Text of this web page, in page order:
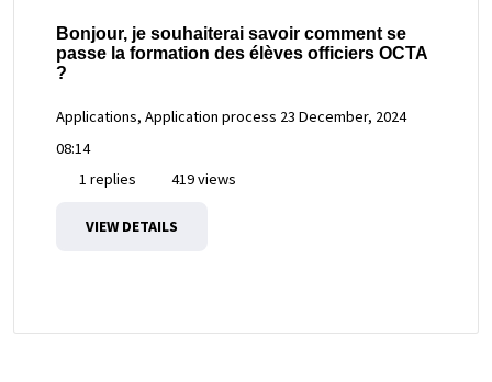
Bonjour, je souhaiterai savoir comment se
passe la formation des élèves officiers OCTA
?
Applications, Application process 23 December, 2024
08:14
1 replies
419 views
VIEW DETAILS